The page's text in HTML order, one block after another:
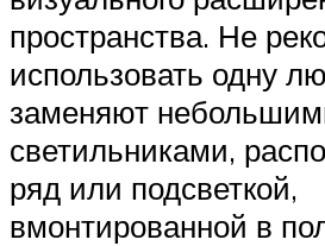
пространства. Не
использовать одну
заменяют
светильниками,
ряд или подсветкой,
вмонтированной в